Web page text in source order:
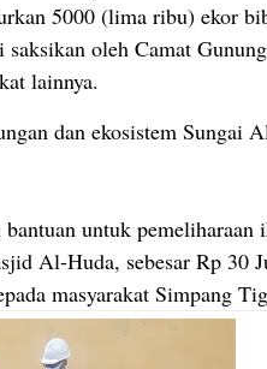
5000 (lima ribu) ekor
oleh Camat
lainnya.
dan ekosistem Sungai
untuk pemeliharaan
Al-Huda, sebesar Rp 30
masyarakat Simpang